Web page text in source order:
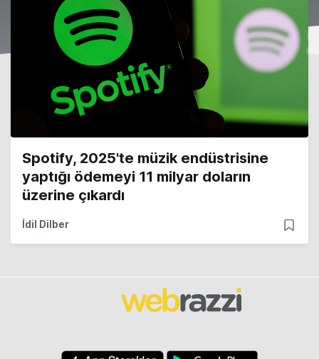
Spotify, 2025'te müzik endüstrisine
yaptığı ödemeyi 11 milyar doların
üzerine çıkardı
İdil Dilber